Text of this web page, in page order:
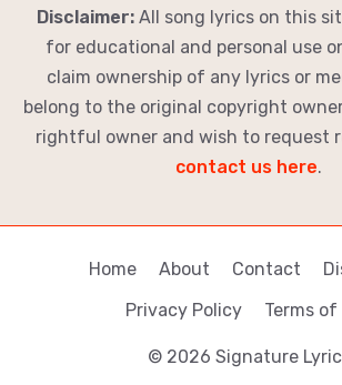
Disclaimer: All song lyrics on this
for educational and personal use
claim ownership of any lyrics or
belong to the original copyright
rightful owner and wish to request
contact us here.
Home About Contact
Privacy Policy
Terms of
© 2026 Signature